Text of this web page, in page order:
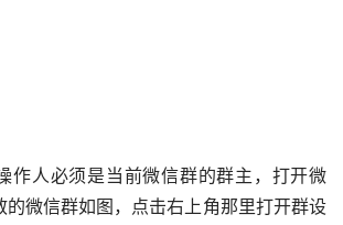
作人必须是当前微信群的群主，打开微
的微信群如图，点击右上角那里打开群设